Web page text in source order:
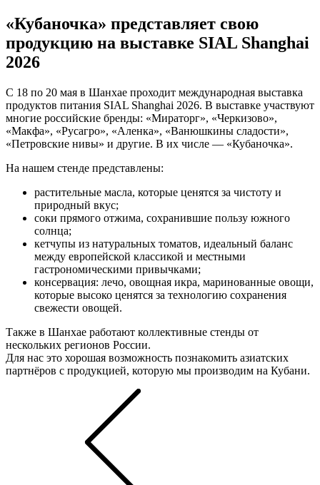
«Кубаночка» представляет свою
продукцию на выставке SIAL Shanghai
2026
С 18 по 20 мая в Шанхае проходит международная выставка
продуктов питания SIAL Shanghai 2026. В выставке участвуют
многие российские бренды: «Мираторг», «Черкизово»,
«Макфа», «Русагро», «Аленка», «Ванюшкины сладости»,
«Петровские нивы» и другие. В их числе — «Кубаночка».
На нашем стенде представлены:
растительные масла, которые ценятся за чистоту и
природный вкус;
соки прямого отжима, сохранившие пользу южного
солнца;
кетчупы из натуральных томатов, идеальный баланс
между европейской классикой и местными
гастрономическими привычками;
консервация: лечо, овощная икра, маринованные овощи,
которые высоко ценятся за технологию сохранения
свежести овощей.
Также в Шанхае работают коллективные стенды от
нескольких регионов России.
Для нас это хорошая возможность познакомить азиатских
партнёров с продукцией, которую мы производим на Кубани.